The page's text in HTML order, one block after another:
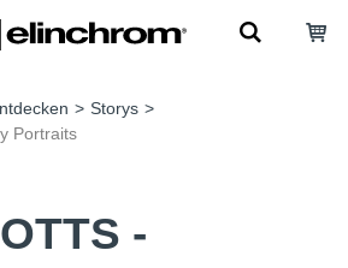
> Storys >
Portraits
-